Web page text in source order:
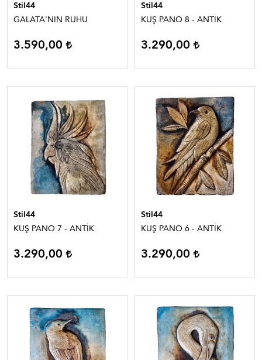
Stil44
GALATA'NIN RUHU
3.590,00
Stil44
KUŞ PANO 8 - ANTİK
3.290,00
Stil44
KUŞ PANO 7 - ANTİK
3.290,00
Stil44
KUŞ PANO 6 - ANTİK
3.290,00